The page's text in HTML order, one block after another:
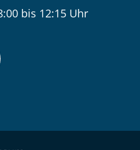
bis 12:15 Uhr